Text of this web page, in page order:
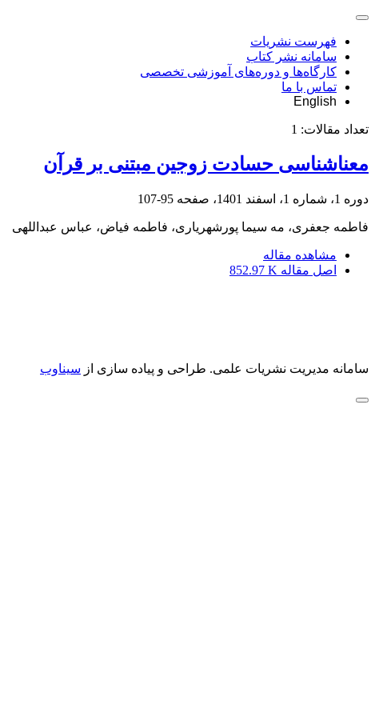
فهرست نشریات
سامانه نشر کتاب
کارگاه‌ها و دوره‌های آموزشی تخصصی
تماس با ما
English
تعداد مقالات: 1
معناشناسی حسادت زوجین مبتنی بر قرآن
دوره 1، شماره 1، اسفند 1401، صفحه 95-107
فاطمه جعفری، مه سیما پورشهریاری، فاطمه فیاض، عباس عبداللهی
مشاهده مقاله
اصل مقاله 852.97 K
سامانه مدیریت نشریات علمی. طراحی و پیاده سازی از سیناوب